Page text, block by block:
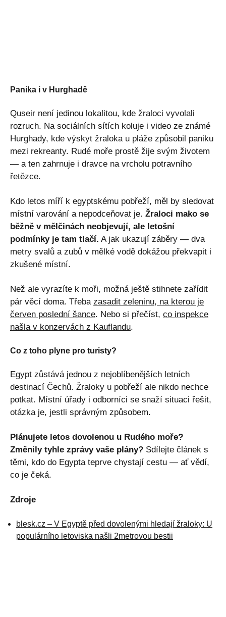
Panika i v Hurghadě
Quseir není jedinou lokalitou, kde žraloci vyvolali
rozruch. Na sociálních sítích koluje i video ze známé
Hurghady, kde výskyt žraloka u pláže způsobil paniku
mezi rekreanty. Rudé moře prostě žije svým životem
— a ten zahrnuje i dravce na vrcholu potravního
řetězce.
Kdo letos míří k egyptskému pobřeží, měl by sledovat
místní varování a nepodceňovat je. Žraloci mako se
běžně v mělčinách neobjevují, ale letošní
podmínky je tam tlačí. A jak ukazují záběry — dva
metry svalů a zubů v mělké vodě dokážou překvapit i
zkušené místní.
Než ale vyrazíte k moři, možná ještě stihnete zařídit
pár věcí doma. Třeba zasadit zeleninu, na kterou je
červen poslední šance. Nebo si přečíst, co inspekce
našla v konzervách z Kauflandu.
Co z toho plyne pro turisty?
Egypt zůstává jednou z nejoblíbenějších letních
destinací Čechů. Žraloky u pobřeží ale nikdo nechce
potkat. Místní úřady i odborníci se snaží situaci řešit,
otázka je, jestli správným způsobem.
Plánujete letos dovolenou u Rudého moře?
Změnily tyhle zprávy vaše plány? Sdílejte článek s
těmi, kdo do Egypta teprve chystají cestu — ať vědí,
co je čeká.
Zdroje
blesk.cz – V Egyptě před dovolenými hledají žraloky: U
populárního letoviska našli 2metrovou bestii